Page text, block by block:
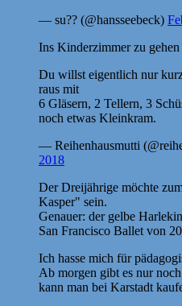
— su?? (@hansseebeck)
Ins Kinderzimmer zu
Du willst eigentlich nur
raus mit
6 Gläsern, 2 Tellern, 3
noch etwas Kleinkram.
— Reihenhausmutti
2018
Der Dreijährige möchte
Kasper" sein.
Genauer: der gelbe
San Francisco Ballet von
Ich hasse mich für
Ab morgen gibt es nur
kann man bei Karstadt